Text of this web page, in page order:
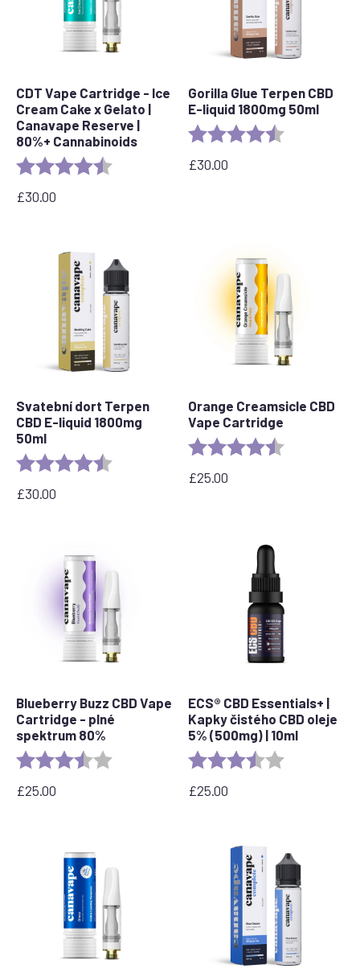
CDT Vape Cartridge - Ice
Cream Cake x Gelato |
Canavape Reserve |
80%+ Cannabinoids
Rating: 4.6 out of 5 stars
£30.00
Gorilla Glue Terpen CBD
E-liquid 1800mg 50ml
Rating:
£30.00
Svatební dort Terpen
CBD E-liquid 1800mg
50ml
Rating: 4.8 out of 5 stars
£30.00
Orange Creamsicle CBD
Vape Cartridge
Rating:
£25.00
Blueberry Buzz CBD Vape
Cartridge - plné
spektrum 80%
Rating: 3.6 out of 5 stars
£25.00
ECS® CBD Essentials+ |
Kapky čistého CBD oleje
5% (500mg) | 10ml
Rating:
£25.00